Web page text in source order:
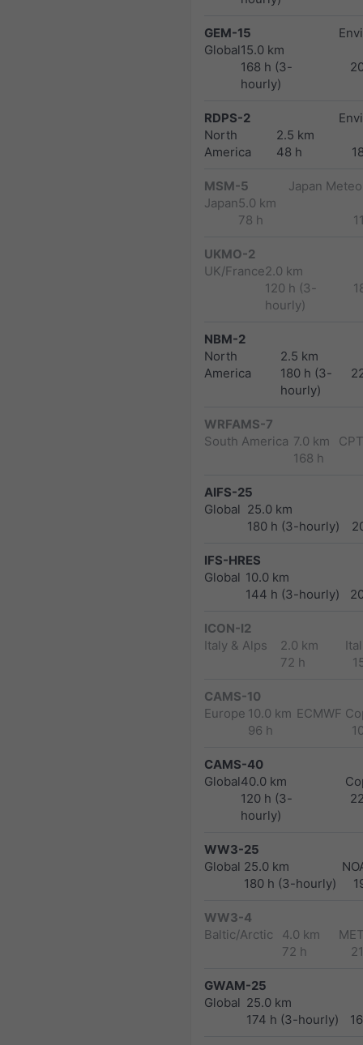
GEM-15
Global15.0 km
168 h (3-
hourly)
RDPS-2
North
America
2.5 km
48 h
MSM-5
Japan5.0 km
78 h
Japan
UKMO-2
UK/France2.0 km
120 h (3-
hourly)
NBM-2
North
America
2.5 km
180 h (3-
hourly)
WRFAMS-7
South America 7.0 km
168 h
AIFS-25
Global 25.0 km
180 h (3-hourly)
IFS-HRES
Global 10.0 km
144 h (3-hourly)
ICON-I2
Italy & Alps
2.0 km
72 h
CAMS-10
Europe 10.0 km
96 h
ECMWF
CAMS-40
Global40.0 km
120 h (3-
hourly)
WW3-25
Global 25.0 km
180 h (3-hourly)
WW3-4
Baltic/Arctic
4.0 km
72 h
GWAM-25
Global 25.0 km
174 h (3-hourly)